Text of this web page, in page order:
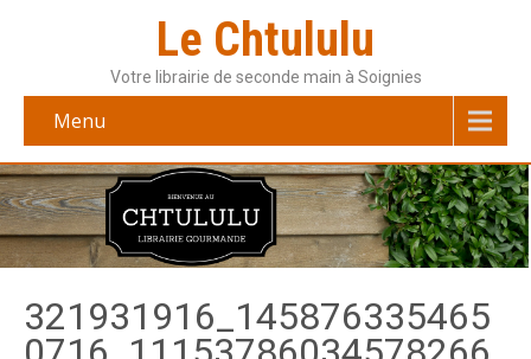
Le Chtululu
Votre librairie de seconde main à Soignies
Menu
321931916_145876335465